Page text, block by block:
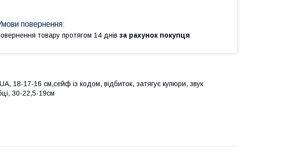
товару протягом 14 днів за рахунок покупця
18-17-16 см,сейф із кодом, відбиток, затягує купюри, звук
30-22,5-19см